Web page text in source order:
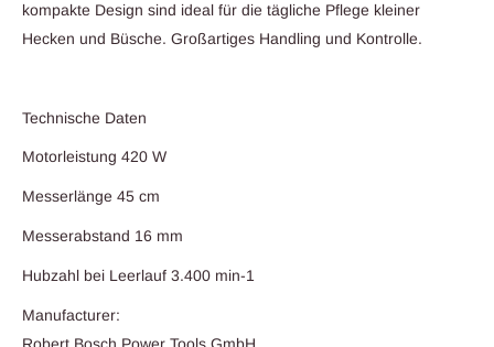
kompakte Design sind ideal für die tägliche Pflege kleiner
Hecken und Büsche. Großartiges Handling und Kontrolle.
Technische Daten
Motorleistung 420 W
Messerlänge 45 cm
Messerabstand 16 mm
Hubzahl bei Leerlauf 3.400 min-1
Manufacturer:
Robert Bosch Power Tools GmbH